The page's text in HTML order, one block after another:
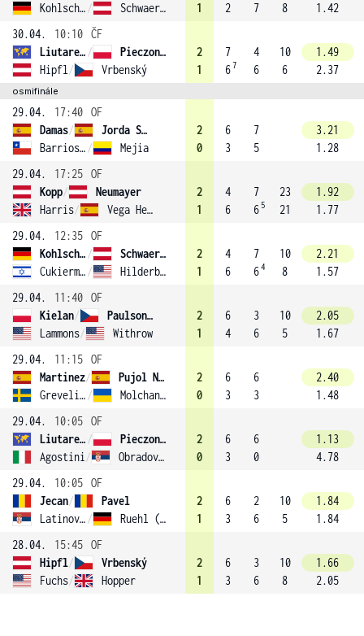
Kohlschreiber / Schwaerzler
1
2
7
8
1.42
30.04.
10:10 ČF
Liutarevich /
Pieczonka (1)
Hipfl / Vrbenský
2
1
7
67
4
6
10
6
1.49
2.37
osmifinále
29.04. 17:40 OF
Damas/
Jorda Sanchis
Barrios Vera / Mejia
2
0
6
3
7
5
3.21
1.28
29.04.
17:25 OF
Kopp/
Neumayer
Harris/ Vega Hernandez
2
1
4
6
7
6 5
23
21
1.92
1.77
29.04.
12:35 OF
Kohlschreiber /
Schwaerzler
Cukierman / Hilderbrand (2)
2
1
4
6
7
64
10
8
2.21
1.57
29.04.
11:40 OF
Kielan/
Paulson (4)
Lammons/ Withrow
2
1
6
4
3
6
10
5
2.05
1.67
29.04.
11:15 OF
Martinez/
Pujol Navarro
Grevelius / Molchanov
2
0
6
3
6
3
2.40
1.48
29.04.
10:05 OF
Liutarevich /
Pieczonka (1)
Agostini / Obradovic
2
0
6
3
6
0
1.13
4.78
29.04.
10:05 OF
Jecan/
Pavel
Latinovic / Ruehl (3)
2
1
6
3
2
6
10
5
1.84
1.84
28.04.
15:45 OF
Hipfl/
Vrbenský
Fuchs/ Hopper
2
1
6
3
3
6
10
8
1.66
2.05